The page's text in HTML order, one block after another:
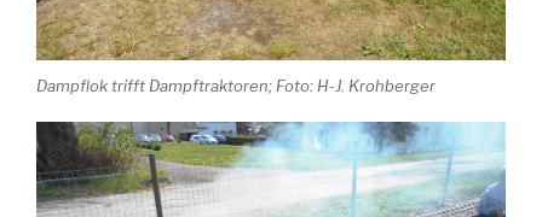
Dampflok trifft Dampftraktoren; Foto: H-J. Krohberger